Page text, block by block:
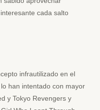
cada salto
infrautilizado en el
han intentado con mayor
y Tokyo Revengers y